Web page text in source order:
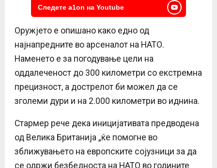
Следете a1on на Youtube
Оружјето е опишано како едно од
најнапредните во арсеналот на НАТО.
Наменето е за погодување цели на
оддалеченост до 300 километри со екстремна
прецизност, а дострелот би можел да се
зголеми дури и на 2.000 километри во иднина.
Стармер рече дека иницијативата предводена
од Велика Британија „ќе помогне во
зближувањето на европските сојузници за да
се одржи безбедноста на НАТО во годините